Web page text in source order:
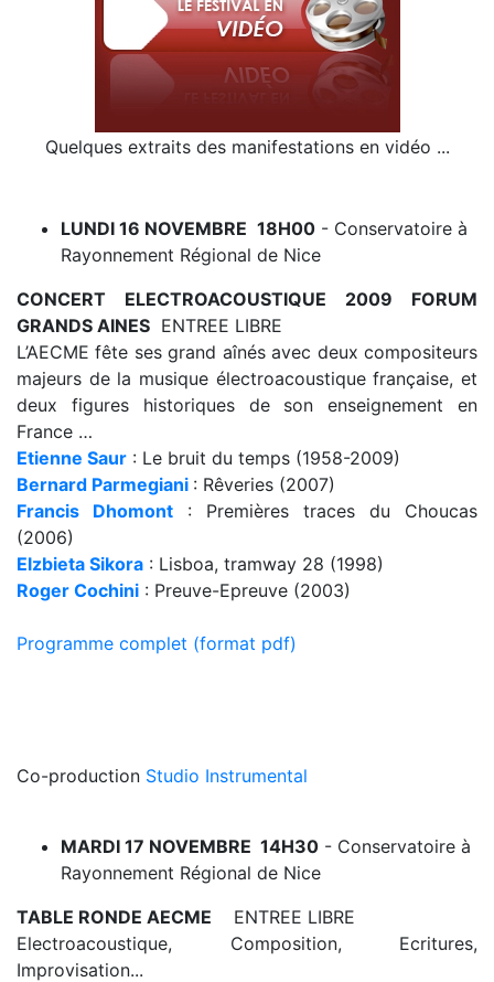
Quelques extraits des manifestations en vidéo ...
LUNDI 16 NOVEMBRE 18H00 - Conservatoire à
Rayonnement Régional de Nice
CONCERT ELECTROACOUSTIQUE 2009 FORUM
GRANDS AINES ENTREE LIBRE
L’AECME fête ses grand aînés avec deux compositeurs
majeurs de la musique électroacoustique française, et
deux figures historiques de son enseignement en
France …
Etienne Saur : Le bruit du temps (1958-2009)
Bernard Parmegiani : Rêveries (2007)
Francis Dhomont : Premières traces du Choucas
(2006)
Elzbieta Sikora : Lisboa, tramway 28 (1998)
Roger Cochini : Preuve-Epreuve (2003)
Programme complet (format pdf)
Co-production Studio Instrumental
MARDI 17 NOVEMBRE 14H30 - Conservatoire à
Rayonnement Régional de Nice
TABLE RONDE AECME ENTREE LIBRE
Electroacoustique, Composition, Ecritures,
Improvisation...